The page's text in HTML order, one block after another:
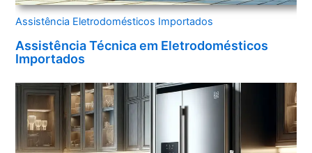
Assistência Eletrodomésticos Importados
Assistência Técnica em Eletrodomésticos
Importados